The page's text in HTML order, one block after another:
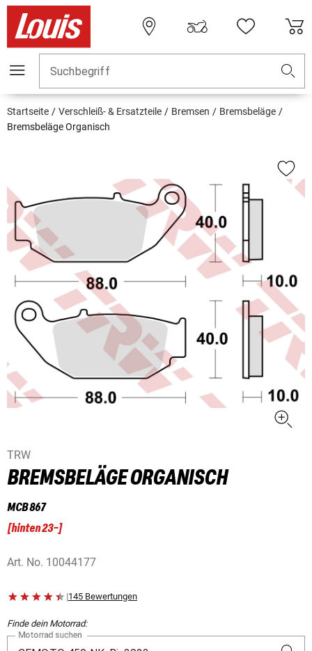
Suchbegriff
Startseite Verschleiß- & Ersatzteile Bremsen
Bremsbeläge
Bremsbeläge Organisch
TRW
BREMSBELÄGE ORGANISCH
MCB 867
[hinten 23-]
Art. No. 10044177
|145 Bewertungen
Finde dein Motorrad:
Motorrad suchen